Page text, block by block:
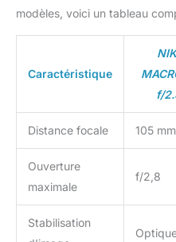
modèles, voici un tableau
Caractéristique
f/
Distance focale 105 mm
Ouverture
maximale
f/2,8
Stabilisation